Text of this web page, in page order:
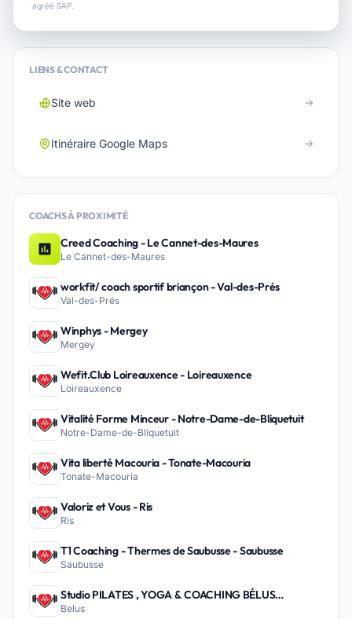
agréé SAP.
LIENS & CONTACT
Site web
Itinéraire Google Maps
COACHS À PROXIMITÉ
Creed Coaching - Le Cannet-des-Maures
Le Cannet-des-Maures
workfit/ coach sportif briançon - Val-des-Prés
Val-des-Prés
Winphys - Mergey
Mergey
Wefit.Club Loireauxence - Loireauxence
Loireauxence
Vitalité Forme Minceur - Notre-Dame-de-Bliquetuit
Notre-Dame-de-Bliquetuit
Vita liberté Macouria - Tonate-Macouria
Tonate-Macouria
Valoriz et Vous - Ris
Ris
T1 Coaching - Thermes de Saubusse - Saubusse
Saubusse
Studio PILATES , YOGA & COACHING BÉLUS
PEYREHORADE - Belus
Belus